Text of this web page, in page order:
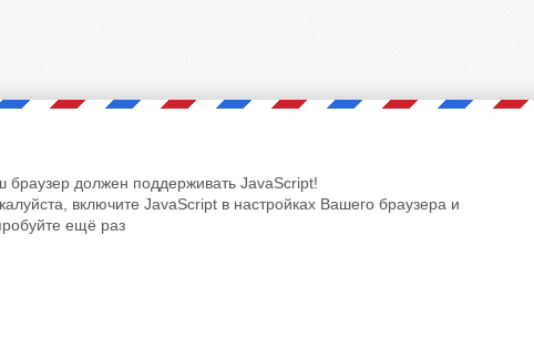
браузер должен поддерживать JavaScript!
включите JavaScript в настройках Вашего браузера и
ещё раз